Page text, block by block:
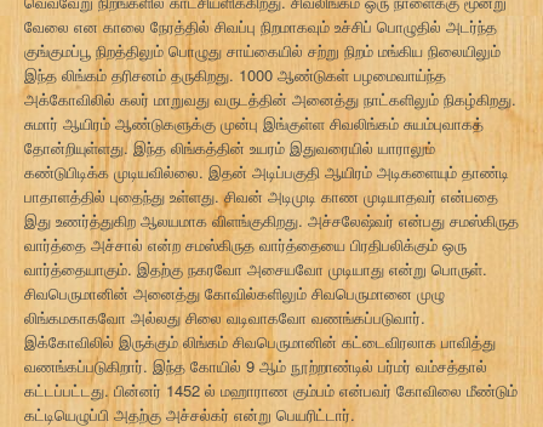
வேலை என காலை நேரத்தில் சிவப்பு நிறமாகவும் உச்சிப் பொழுதில் அடர்ந்த
குங்குமப்பூ நிறத்திலும் பொழுது சாய்கையில் சற்று நிறம் மங்கிய நிலையிலும்
இந்த லிங்கம் தரிசனம் தருகிறது. 1000 ஆண்டுகள் பழமைவாய்ந்த
அக்கோவிலில் கலர் மாறுவது வருடத்தின் அனைத்து நாட்களிலும் நிகழ்கிறது.
சுமார் ஆயிரம் ஆண்டுகளுக்கு முன்பு இங்குள்ள சிவலிங்கம் சுயம்புவாகத்
தோன்றியுள்ளது. இந்த லிங்கத்தின் உயரம் இதுவரையில் யாராலும்
கண்டுபிடிக்க முடியவில்லை. இதன் அடிப்பகுதி ஆயிரம் அடிகளையும் தாண்டி
பாதாளத்தில் புதைந்து உள்ளது. சிவன் அடிமுடி காண முடியாதவர் என்பதை
இது உணர்த்துகிற ஆலயமாக விளங்குகிறது. அச்சலேஷ்வர் என்பது சமஸ்கிருத
வார்த்தை அச்சால் என்ற சமஸ்கிருத வார்த்தையை பிரதிபலிக்கும் ஒரு
வார்த்தையாகும். இதற்கு நகரவோ அசையவோ முடியாது என்று பொருள்.
சிவபெருமானின் அனைத்து கோவில்களிலும் சிவபெருமானை முழு
லிங்கமகாகவோ அல்லது சிலை வடிவாகவோ வணங்கப்படுவார்.
இக்கோவிலில் இருக்கும் லிங்கம் சிவபெருமானின் கட்டைவிரலாக பாவித்து
வணங்கப்படுகிறார். இந்த கோயில் 9 ஆம் நூற்றாண்டில் பர்மர் வம்சத்தால்
கட்டப்பட்டது. பின்னர் 1452 ல் மஹாராண கும்பம் என்பவர் கோவிலை மீண்டும்
கட்டியெழுப்பி அதற்கு அச்சல்கர் என்று பெயரிட்டார்.